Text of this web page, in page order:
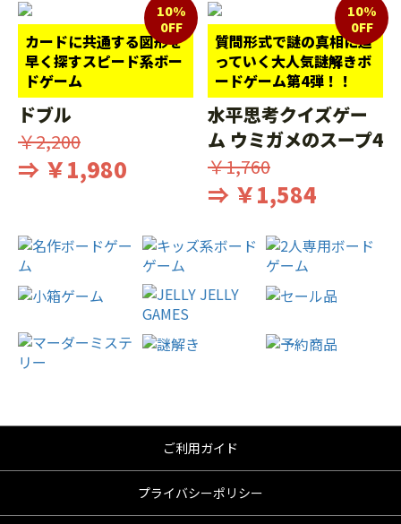
カードに共通する図形を
早く探すスピード系ボー
ドゲーム
10%
0FF
ドブル
￥2,200
⇒ ￥1,980
質問形式で謎の真相に迫
っていく大人気謎解きボ
ードゲーム第4弾！！
10%
0FF
水平思考クイズゲー
ム ウミガメのスープ4
￥1,760
⇒ ￥1,584
ご利用ガイド
プライバシーポリシー